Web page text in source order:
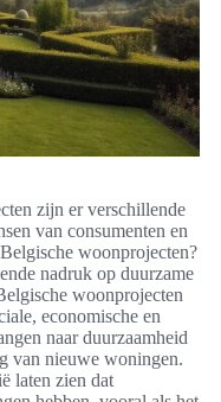
zijn er verschillende
van consumenten en
woonprojecten?
nadruk op duurzame
woonprojecten
economische en
naar duurzaamheid
van nieuwe woningen.
laten zien dat